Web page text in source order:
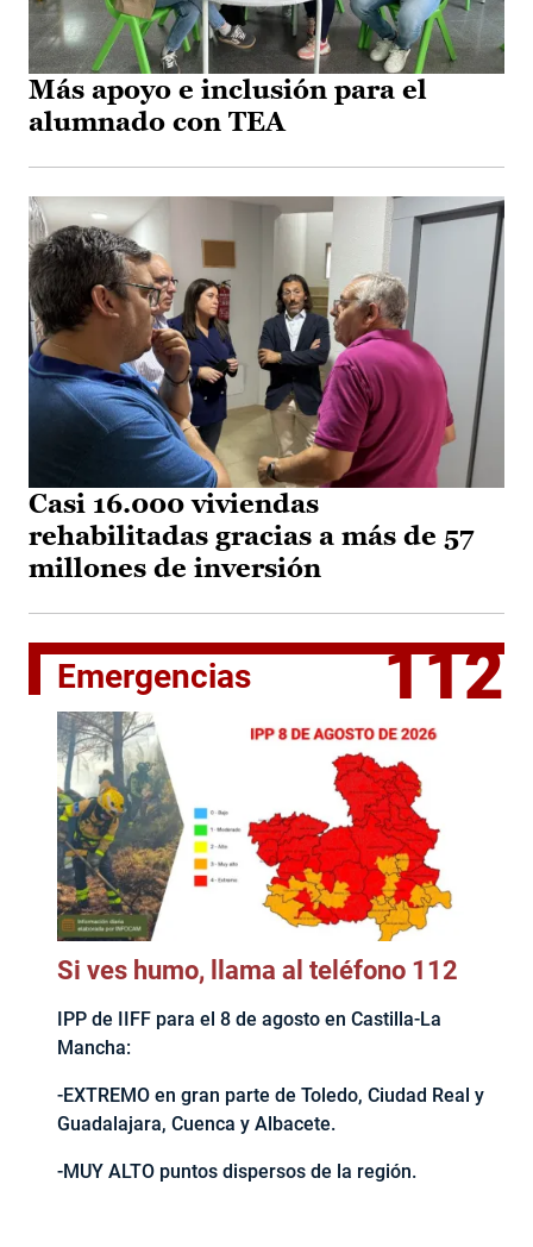
Más apoyo e inclusión para el
alumnado con TEA
Casi 16.000 viviendas
rehabilitadas gracias a más de 57
millones de inversión
Emergencias 112
Si ves humo, llama al teléfono 112
IPP de IIFF para el 8 de agosto en Castilla-La
Mancha:
-EXTREMO en gran parte de Toledo, Ciudad Real y
Guadalajara, Cuenca y Albacete.
-MUY ALTO puntos dispersos de la región.